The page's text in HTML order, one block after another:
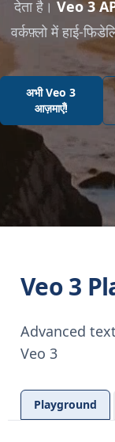
देता है। Veo 3
वर्कफ़्लो में हाई-
अभी Veo 3
आज़माएँ!
Veo 3
Advanced
Veo 3
Playground